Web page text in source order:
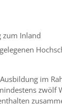
zum Inland
im
zwölf